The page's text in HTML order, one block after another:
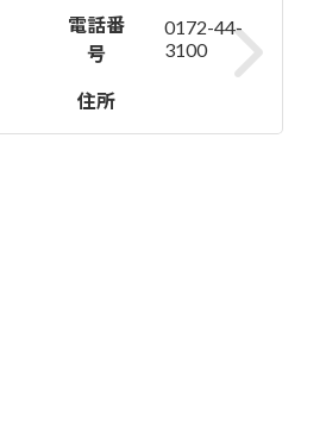
電話番
号
0172-44-
3100
住所